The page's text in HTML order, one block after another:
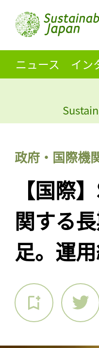
ニュース イン
政府・国際機
【国際
関する
足。運